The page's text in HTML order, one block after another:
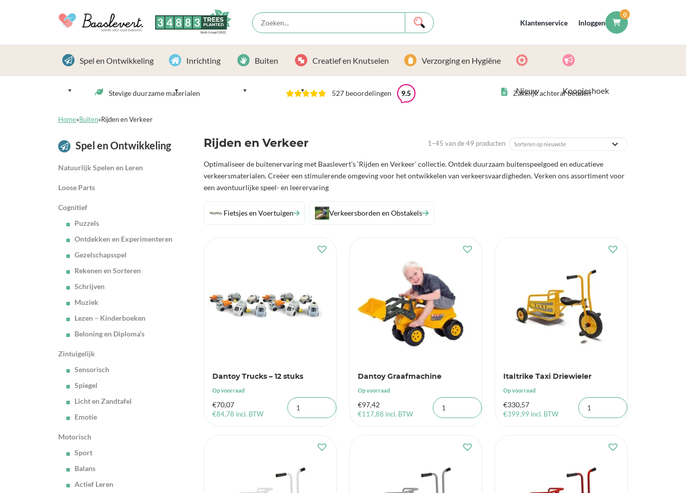
3 4 8 8 3 TREES
PLANTED
Sinds 1 maart 2022
Klantenservice Inloggen
0
Spel en Ontwikkeling Inrichting Buiten Creatief en Knutselen Verzorging en Hygiëne
Nieuw Koopjeshoek
Stevige duurzame materialen 527 beoordelingen 9.5 Zakelijk achteraf betalen
Home» Buiten» Rijden en Verkeer
Spel en Ontwikkeling
Natuurlijk Spelen en Leren
Loose Parts
Cognitief
Puzzels
Ontdekken en Experimenteren
Gezelschapsspel
Rekenen en Sorteren
Schrijven
Muziek
Lezen – Kinderboeken
Beloning en Diploma’s
Zintuigelijk
Sensorisch
Spiegel
Licht en Zandtafel
Emotie
Motorisch
Sport
Balans
Actief Leren
Rijden en Verkeer 1–45 van de 49 producten
Optimaliseer de buitenervaring met Baaslevert’s ‘Rijden en Verkeer’ collectie. Ontdek duurzaam buitenspeelgoed en educatieve
verkeersmaterialen. Creëer een stimulerende omgeving voor het ontwikkelen van verkeersvaardigheden. Verken ons assortiment voor
een avontuurlijke speel- en leerervaring
Fietsjes en Voertuigen Verkeersborden en Obstakels
Dantoy Trucks – 12 stuks
Op voorraad
€70,07
€84,78 incl. BTW
Dantoy Graafmachine
Op voorraad
€97,42
€117,88 incl. BTW
Italtrike Taxi Driewieler
Op voorraad
€330,57
€399,99 incl. BTW